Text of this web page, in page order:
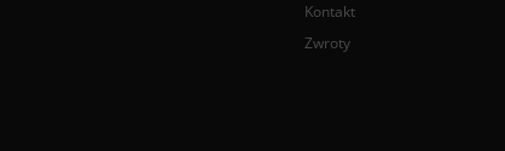
Kontakt
Zwroty